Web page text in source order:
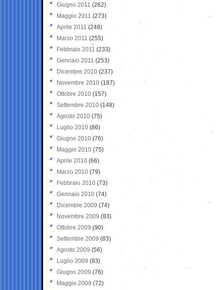
Giugno 2011 (262)
Maggio 2011 (273)
Aprile 2011 (248)
Marzo 2011 (255)
Febbraio 2011 (233)
Gennaio 2011 (253)
Dicembre 2010 (237)
Novembre 2010 (187)
Ottobre 2010 (157)
Settembre 2010 (148)
Agosto 2010 (75)
Luglio 2010 (86)
Giugno 2010 (76)
Maggio 2010 (75)
Aprile 2010 (66)
Marzo 2010 (79)
Febbraio 2010 (73)
Gennaio 2010 (74)
Dicembre 2009 (74)
Novembre 2009 (83)
Ottobre 2009 (90)
Settembre 2009 (83)
Agosto 2009 (56)
Luglio 2009 (83)
Giugno 2009 (76)
Maggio 2009 (72)